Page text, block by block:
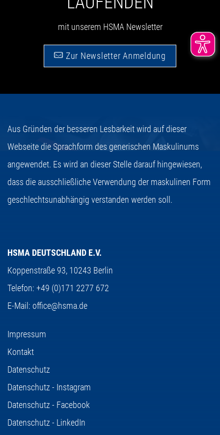
mit unserem HSMA Newsletter
Zur Newsletter Anmeldung
Aus Gründen der besseren Lesbarkeit wird auf dieser
Webseite die Sprachform des generischen Maskulinums
angewendet. Es wird an dieser Stelle darauf hingewiesen,
dass die ausschließliche Verwendung der maskulinen Form
geschlechtsunabhängig verstanden werden soll.
HSMA DEUTSCHLAND E.V.
Koppenstraße 93, 10243 Berlin
Telefon: +49 (0)171 2277 672
E-Mail: office@hsma.de
Impressum
Kontakt
Datenschutz
Datenschutz - Instagram
Datenschutz - Facebook
Datenschutz - LinkedIn